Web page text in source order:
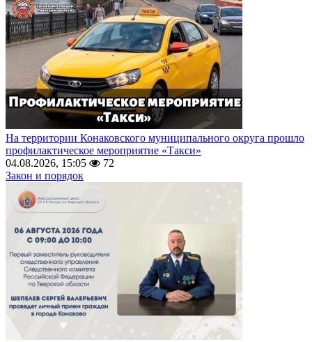
На территории Конаковского муниципального округа прошло
профилактическое мероприятие «Такси»
04.08.2026, 15:05
72
Закон и порядок